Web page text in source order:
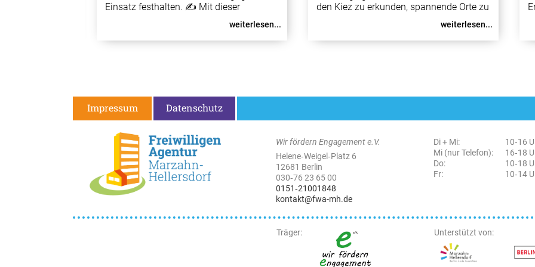
Einsatz festhalten. ✍️ Mit dieser
Schreibwerkstatt machen Freiwillige und
Volunteers ihre persönlichen Erlebnisse
bei gemeinnützigen Veranstaltungen
weiterlesen...
den Kiez zu erkunden, spannende Orte zu
Engagement in Marzahn-Hellersdorf zu
erfahren. Während dieser Tour besuchen
weiterlesen...
Impressum Datenschutz
Wir fördern Engagement e.V.
Helene‑Weigel‑Platz 6
12681 Berlin
030‑76 23 65 00
0151‑21001848
kontakt@fwa-mh.de
Di + Mi:
10‑16
Mi (nur Telefon):
16‑18
Do:
10‑18
Fr:
10‑14
Träger: Unterstützt von: